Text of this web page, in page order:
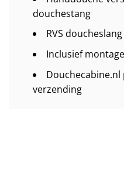
douchestang
RVS
Inclusief
verzending